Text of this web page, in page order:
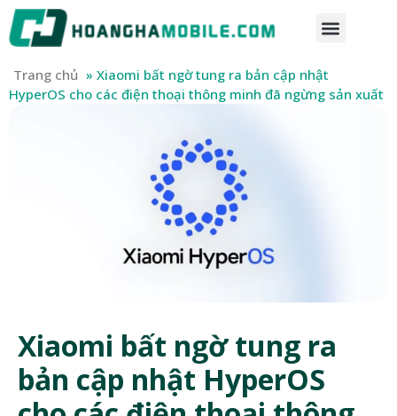
Trang chủ » Xiaomi bất ngờ tung ra bản cập nhật
HyperOS cho các điện thoại thông minh đã ngừng sản xuất
Xiaomi bất ngờ tung ra
bản cập nhật HyperOS